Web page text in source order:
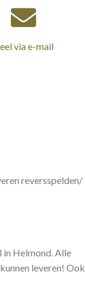
via e-mail
reversspelden/
in Helmond. Alle
leveren! Ook